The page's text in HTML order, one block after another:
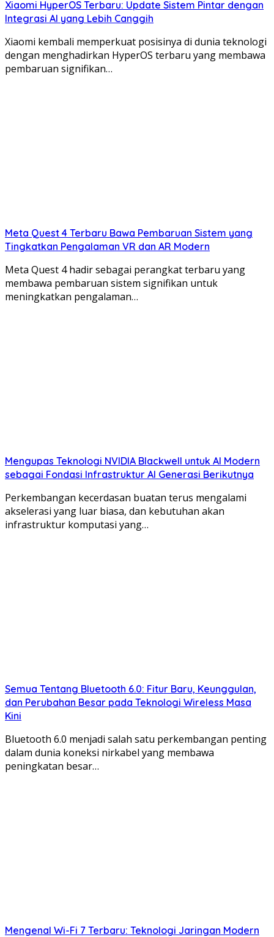
Xiaomi HyperOS Terbaru: Update Sistem Pintar dengan
Integrasi AI yang Lebih Canggih
Xiaomi kembali memperkuat posisinya di dunia teknologi
dengan menghadirkan HyperOS terbaru yang membawa
pembaruan signifikan…
Meta Quest 4 Terbaru Bawa Pembaruan Sistem yang
Tingkatkan Pengalaman VR dan AR Modern
Meta Quest 4 hadir sebagai perangkat terbaru yang
membawa pembaruan sistem signifikan untuk
meningkatkan pengalaman…
Mengupas Teknologi NVIDIA Blackwell untuk AI Modern
sebagai Fondasi Infrastruktur AI Generasi Berikutnya
Perkembangan kecerdasan buatan terus mengalami
akselerasi yang luar biasa, dan kebutuhan akan
infrastruktur komputasi yang…
Semua Tentang Bluetooth 6.0: Fitur Baru, Keunggulan,
dan Perubahan Besar pada Teknologi Wireless Masa
Kini
Bluetooth 6.0 menjadi salah satu perkembangan penting
dalam dunia koneksi nirkabel yang membawa
peningkatan besar…
Mengenal Wi-Fi 7 Terbaru: Teknologi Jaringan Modern